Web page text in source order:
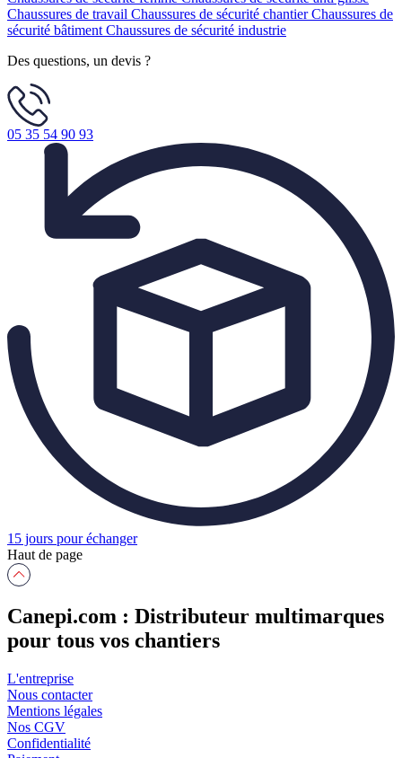
Chaussures de travail Chaussures de sécurité chantierChaussures de
sécurité bâtimentChaussures de sécurité industrie
Des questions, un devis ?
05 35 54 90 93
15 jours pour échanger
Haut de page
Canepi.com : Distributeur multimarques
pour tous vos chantiers
L'entreprise
Nous contacter
Mentions légales
Nos CGV
Confidentialité